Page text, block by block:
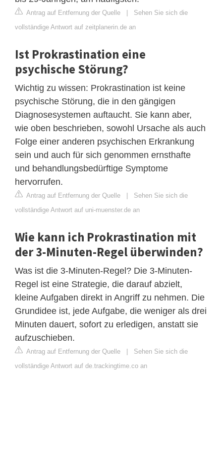
Antrag auf Entfernung der Quelle | Sehen Sie sich die
vollständige Antwort auf zeitplanerin.de an
Ist Prokrastination eine
psychische Störung?
Wichtig zu wissen: Prokrastination ist keine
psychische Störung, die in den gängigen
Diagnosesystemen auftaucht. Sie kann aber,
wie oben beschrieben, sowohl Ursache als auch
Folge einer anderen psychischen Erkrankung
sein und auch für sich genommen ernsthafte
und behandlungsbedürftige Symptome
hervorrufen.
Antrag auf Entfernung der Quelle | Sehen Sie sich die
vollständige Antwort auf uni-muenster.de an
Wie kann ich Prokrastination mit
der 3-Minuten-Regel überwinden?
Was ist die 3-Minuten-Regel? Die 3-Minuten-
Regel ist eine Strategie, die darauf abzielt,
kleine Aufgaben direkt in Angriff zu nehmen. Die
Grundidee ist, jede Aufgabe, die weniger als drei
Minuten dauert, sofort zu erledigen, anstatt sie
aufzuschieben.
Antrag auf Entfernung der Quelle | Sehen Sie sich die
vollständige Antwort auf de.trackingtime.co an